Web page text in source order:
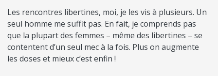
Les rencontres libertines, moi, je les vis à plusieurs. Un
seul homme me suffit pas. En fait, je comprends pas
que la plupart des femmes – même des libertines – se
contentent d’un seul mec à la fois. Plus on augmente
les doses et mieux c’est enfin !